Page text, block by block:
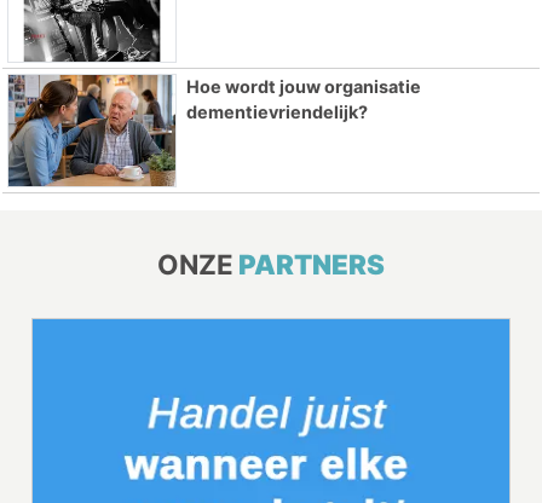
Hoe wordt jouw organisatie
dementievriendelijk?
ONZE PARTNERS